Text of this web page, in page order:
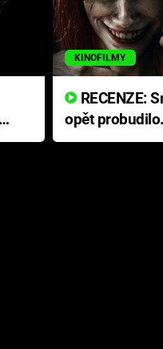
KINOFILMY
opět
přichází s